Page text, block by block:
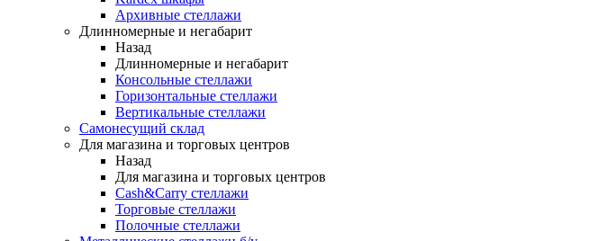
Архивные стеллажи
Длинномерные и негабарит
Назад
Длинномерные и негабарит
Консольные стеллажи
Горизонтальные стеллажи
Вертикальные стеллажи
Самонесущий склад
Для магазина и торговых центров
Назад
Для магазина и торговых центров
Cash&Carry стеллажи
Торговые стеллажи
Полочные стеллажи